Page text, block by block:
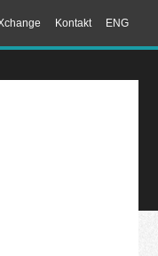
ENG
Kontakt